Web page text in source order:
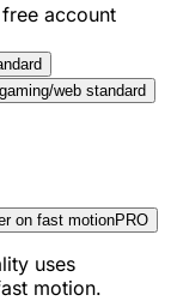
account
web standard
on fast motionPRO
uses
motion.